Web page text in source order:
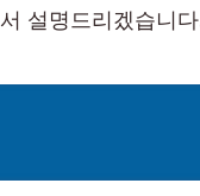
설명드리겠습니